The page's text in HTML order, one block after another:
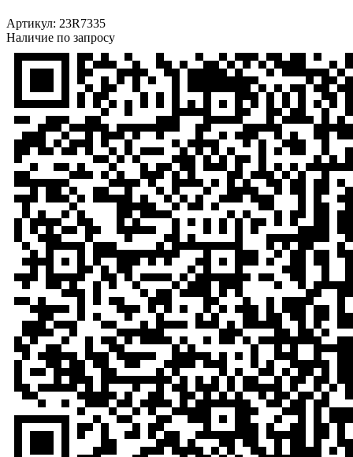
Артикул: 23R7335
Наличие по запросу